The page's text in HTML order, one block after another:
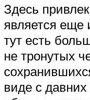
Здесь
является еще
тут есть
не тронутых
виде с